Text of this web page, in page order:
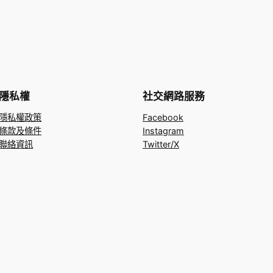
私權
私權政策
款及條件
絡資訊
社交網路服務
Facebook
Instagram
Twitter/X